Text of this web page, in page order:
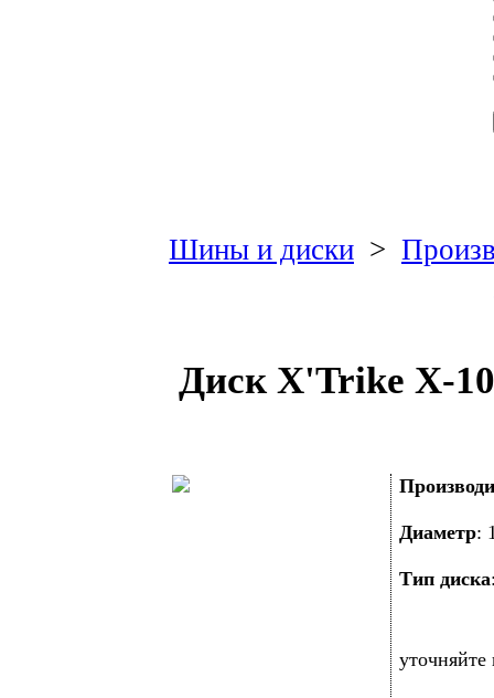
Шины и диски>
Диск X'Trike X-
Диаметр:
Тип диска